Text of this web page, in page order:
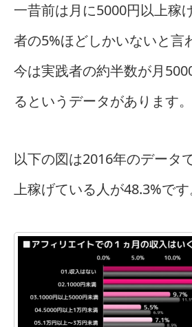
一昔前は月に5000円以上稼
者の5%ほどしかいないと言
今は実践者の約半数が月
るというデータがあります。
以下の図は2016年のデータ
上稼げている人が48.3%です